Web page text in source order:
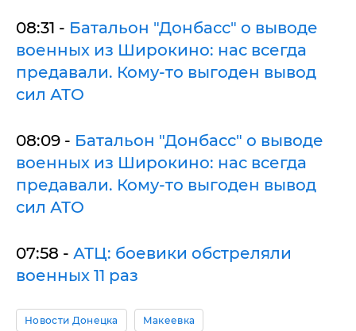
08:31 - Батальон "Донбасс" о выводе
военных из Широкино: нас всегда
предавали. Кому-то выгоден вывод
сил АТО
08:09 - Батальон "Донбасс" о выводе
военных из Широкино: нас всегда
предавали. Кому-то выгоден вывод
сил АТО
07:58 - АТЦ: боевики обстреляли
военных 11 раз
Новости Донецка Макеевка